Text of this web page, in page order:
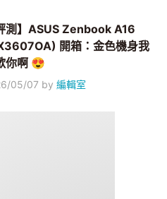
測】ASUS Zenbook A16
開箱：金色機身我
你啊 😍
05/07 by編輯室